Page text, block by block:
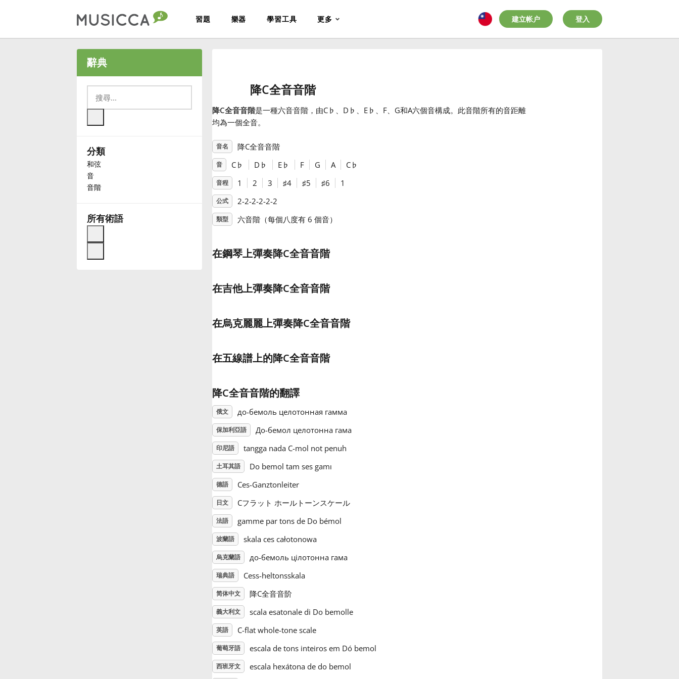
習題 樂器 學習工具 更多
Български
Deutsch
Español
Français
建立帐户 登入
辭典
分類
和弦
音
音階
所有術語
降C全音音階
降C全音音階是一種六音音階，由C♭ 、D ♭ 、E♭ 、F、G和A六個音構成。此音階所有的音距離
均為一個全音。
音名 降C全音音階
音 C♭ D ♭ E♭ F G A C♭
音程 1 2 3 ♯4 ♯5 ♯6 1
公式 2-2-2-2-2-2
類型 六音階（每個八度有 6 個音）
在鋼琴上彈奏降C全音音階
在吉他上彈奏降C全音音階
在烏克麗麗上彈奏降C全音音階
在五線譜上的降C全音音階
降C全音音階的翻譯
俄文 до-бемоль целотонная гамма
保加利亞語 До-бемол целотонна гама
印尼語 tangga nada C-mol not penuh
土耳其語 Do bemol tam ses gamı
德語 Ces-Ganztonleiter
日文 Cフラット ホールトーンスケール
法語 gamme par tons de Do bémol
波蘭語 skala ces całotonowa
烏克蘭語 до-бемоль цілотонна гама
瑞典語 Cess-heltonsskala
简体中文 降C全音音阶
義大利文 scala esatonale di Do bemolle
英語 C-flat whole-tone scale
葡萄牙語 escala de tons inteiros em Dó bemol
西班牙文 escala hexátona de do bemol